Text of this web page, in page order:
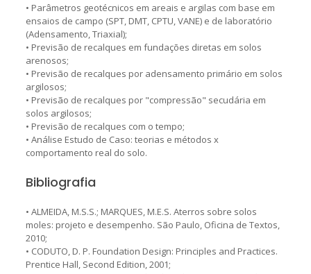
• Parâmetros geotécnicos em areais e argilas com base em
ensaios de campo (SPT, DMT, CPTU, VANE) e de laboratório
(Adensamento, Triaxial);
• Previsão de recalques em fundações diretas em solos
arenosos;
• Previsão de recalques por adensamento primário em solos
argilosos;
• Previsão de recalques por "compressão" secudária em
solos argilosos;
• Previsão de recalques com o tempo;
• Análise Estudo de Caso: teorias e métodos x
comportamento real do solo.
Bibliografia
• ALMEIDA, M.S.S.; MARQUES, M.E.S. Aterros sobre solos
moles: projeto e desempenho. São Paulo, Oficina de Textos,
2010;
• CODUTO, D. P. Foundation Design: Principles and Practices.
Prentice Hall, Second Edition, 2001;